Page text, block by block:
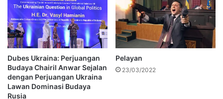
Dubes Ukraina: Perjuangan
Budaya Chairil Anwar Sejalan
dengan Perjuangan Ukraina
Lawan Dominasi Budaya
Rusia
Pelayan
23/03/2022